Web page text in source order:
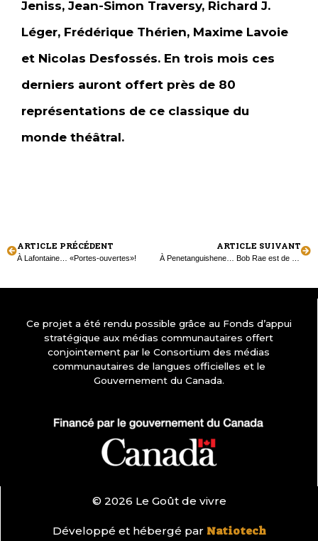
Jeniss, Jean-Simon Traversy, Richard J.
Léger, Frédérique Thérien, Maxime Lavoie
et Nicolas Desfossés. En trois mois ces
derniers auront offert près de 80
représentations de ce classique du
monde théâtral.
ARTICLE PRÉCÉDENT
À Lafontaine… «Portes-ouvertes»!
ARTICLE SUIVANT
Ce projet a été rendu possible grâce au Fonds d’appui
stratégique aux médias communautaires offert
conjointement par le Consortium des médias
communautaires de langues officielles et le
Gouvernement du Canada.
© 2026 Le Goût de vivre
Développé et hébergé par Natiotech